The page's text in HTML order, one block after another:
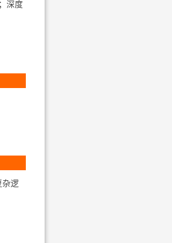
深度
杂逻